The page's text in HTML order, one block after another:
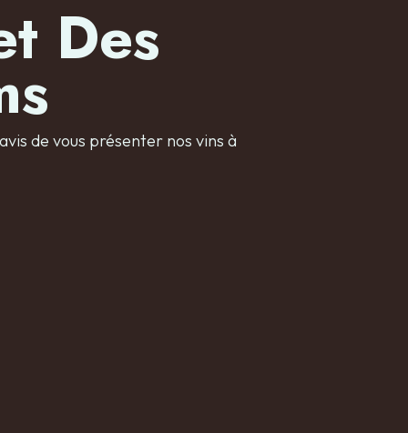
Des
de vous présenter nos vins à